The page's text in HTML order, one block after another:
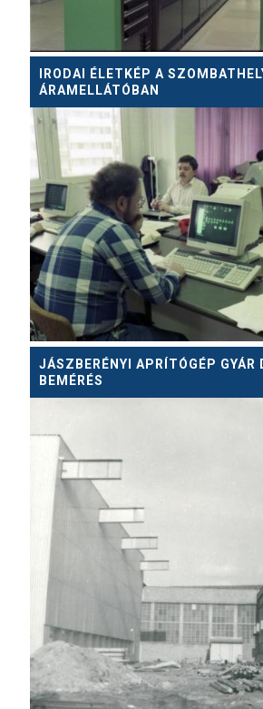
IRODAI ÉLETKÉP A
ÁRAMELLÁTÓBAN
JÁSZBERÉNYI APRÍTÓGÉP GYÁR
BEMÉRÉS